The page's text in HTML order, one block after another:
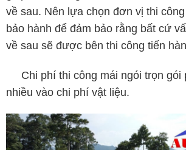
về sau. Nên lựa chọn đơn vị thi
bảo hành để đảm bảo rằng bất cứ
về sau sẽ được bên thi công tiến
Chi phí thi công mái ngói trọn gói
nhiều vào chi phí vật liệu.